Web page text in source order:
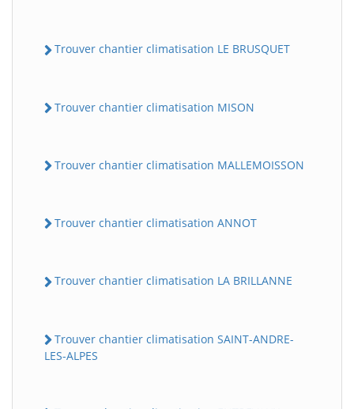
Trouver chantier climatisation LE BRUSQUET
Trouver chantier climatisation MISON
Trouver chantier climatisation MALLEMOISSON
Trouver chantier climatisation ANNOT
Trouver chantier climatisation LA BRILLANNE
Trouver chantier climatisation SAINT-ANDRE-
LES-ALPES